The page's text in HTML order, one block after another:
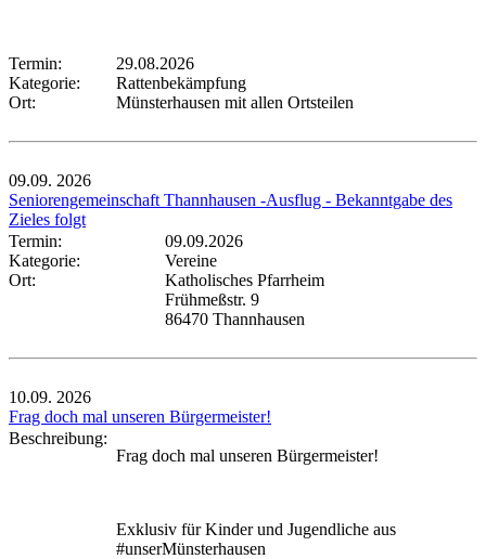
Termin:
29.08.2026
Kategorie:
Rattenbekämpfung
Ort:
Münsterhausen mit allen Ortsteilen
09.09. 2026
Seniorengemeinschaft Thannhausen -Ausflug - Bekanntgabe des
Zieles folgt
Termin:
09.09.2026
Kategorie:
Vereine
Ort:
Katholisches Pfarrheim
Frühmeßstr. 9
86470 Thannhausen
10.09. 2026
Frag doch mal unseren Bürgermeister!
Beschreibung:
Frag doch mal unseren Bürgermeister!
Exklusiv für Kinder und Jugendliche aus
#unserMünsterhausen